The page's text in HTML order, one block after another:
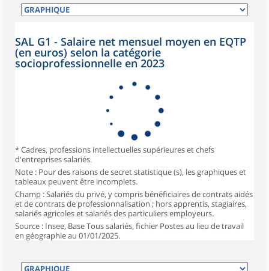
SAL G1 - Salaire net mensuel moyen en EQTP
(en euros) selon la catégorie
socioprofessionnelle en 2023
* Cadres, professions intellectuelles supérieures et chefs
d'entreprises salariés.
Note : Pour des raisons de secret statistique (s), les graphiques et
tableaux peuvent être incomplets.
Champ : Salariés du privé, y compris bénéficiaires de contrats aidés
et de contrats de professionnalisation ; hors apprentis, stagiaires,
salariés agricoles et salariés des particuliers employeurs.
Source : Insee, Base Tous salariés, fichier Postes au lieu de travail
en géographie au 01/01/2025.